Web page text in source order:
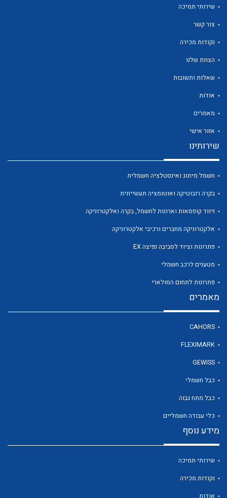
לכל מוצרי היצרן
לכל מוצרי היצרן
שירותי תמיכה
צור קשר
נקודות מכירה
הצוות שלנו
שאלות ותשובות
אודות
מאמרים
אזור אישי
שירותינו
חשמל מיתוג ואינסטלציה חשמלית
בקרה רובוטיקה ואוטומציה תעשייתית
זיווד קופסאות וארונות לחשמל, בקרה ואלקטרוניקה
אלקטרוניקה מחברים ורכיבי אלקטרוניקה
פתרונות וציוד לסביבה נפיצה EX
מטענים לרכב חשמלי
פתרונות לתחום הסולארי
מאמרים
CAHORS
FLEXIMARK
GEWISS
כבל חשמלי
כבל מתח גבוה
כלי עבודה חשמליים
מידע נוסף
שירותי תמיכה
נקודות מכירה
אודות